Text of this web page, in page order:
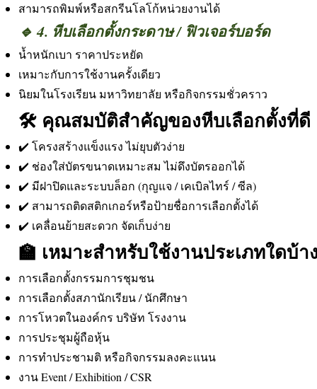
สามารถพิมพ์หรือสกรีนโลโก้หน่วยงานได้
🔹 4. หีบเลือกตั้งกระดาษ / ฟิวเจอร์บอร์ด
น้ำหนักเบา ราคาประหยัด
เหมาะกับการใช้งานครั้งเดียว
นิยมในโรงเรียน มหาวิทยาลัย หรือกิจกรรมชั่วคราว
🛠️ คุณสมบัติสำคัญของหีบเลือกตั้งที่ดี
✔️ โครงสร้างแข็งแรง ไม่ยุบตัวง่าย
✔️ ช่องใส่บัตรขนาดเหมาะสม ไม่ดึงบัตรออกได้
✔️ มีฝาปิดและระบบล็อก (กุญแจ / เคเบิลไทร์ / ซีล)
✔️ สามารถติดสติกเกอร์หรือป้ายชื่อการเลือกตั้งได้
✔️ เคลื่อนย้ายสะดวก จัดเก็บง่าย
🏫 เหมาะสำหรับใช้งานประเภทใดบ้า
การเลือกตั้งกรรมการชุมชน
การเลือกตั้งสภานักเรียน / นักศึกษา
การโหวตในองค์กร บริษัท โรงงาน
การประชุมผู้ถือหุ้น
การทำประชามติ หรือกิจกรรมลงคะแนน
งาน Event / Exhibition / CSR